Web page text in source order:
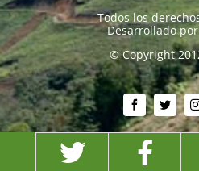
Todos los
Desarrollado por
© Copyright
Twitter